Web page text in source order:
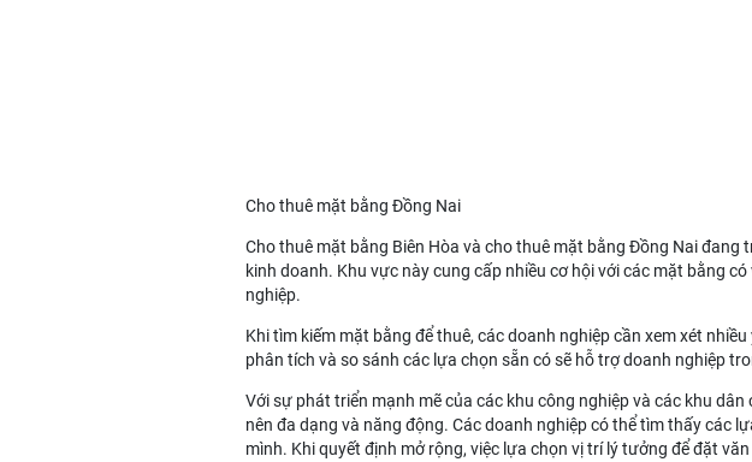
Cho thuê mặt bằng Đồng Nai
Cho thuê mặt bằng Biên Hòa và cho thuê mặt bằng Đồng Naiđang
kinh doanh. Khu vực này cung cấp nhiều cơ hội với các mặt bằng
nghiệp.
Khi tìm kiếm mặt bằng để thuê, các doanh nghiệp cần xem xét
phân tích và so sánh các lựa chọn sẵn có sẽ hỗ trợ doanh nghiệp
Với sự phát triển mạnh mẽ của các khu công nghiệp và các khu
nên đa dạng và năng động. Các doanh nghiệp có thể tìm thấy các
mình. Khi quyết định mở rộng, việc lựa chọn vị trí lý tưởng để đặt